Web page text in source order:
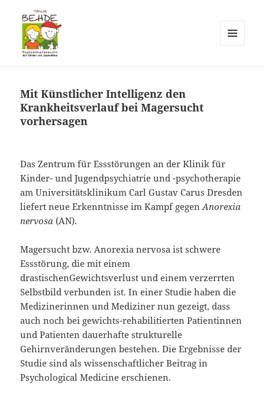
Mit Künstlicher Intelligenz den
Krankheitsverlauf bei Magersucht
vorhersagen
Das Zentrum für Essstörungen an der Klinik für
Kinder- und Jugendpsychiatrie und -psychotherapie
am Universitätsklinikum Carl Gustav Carus Dresden
liefert neue Erkenntnisse im Kampf gegenAnorexia
nervosa (AN).
Magersucht bzw. Anorexia nervosa ist schwere
Essstörung, die mit einem
drastischenGewichtsverlust und einem verzerrten
Selbstbild verbunden ist. In einer Studie haben die
Medizinerinnen und Mediziner nun gezeigt, dass
auch noch bei gewichts-rehabilitierten Patientinnen
und Patienten dauerhafte strukturelle
Gehirnveränderungen bestehen. Die Ergebnisse der
Studie sind als wissenschaftlicher Beitrag in
Psychological Medicine erschienen.